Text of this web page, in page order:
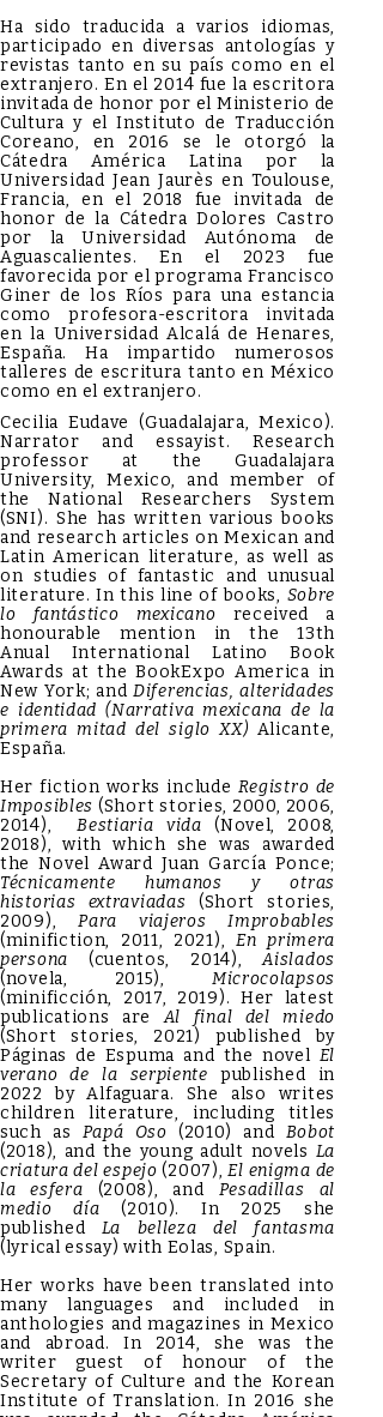
Ha sido traducida a varios idiomas,
participado en diversas antologías y
revistas tanto en su país como en el
extranjero. En el 2014 fue la escritora
invitada de honor por el Ministerio de
Cultura y el Instituto de Traducción
Coreano, en 2016 se le otorgó la
Cátedra América Latina por la
Universidad Jean Jaurès en Toulouse,
Francia, en el 2018 fue invitada de
honor de la Cátedra Dolores Castro
por la Universidad Autónoma de
Aguascalientes. En el 2023 fue
favorecida por el programa Francisco
Giner de los Ríos para una estancia
como profesora-escritora invitada
en la Universidad Alcalá de Henares,
España. Ha impartido numerosos
talleres de escritura tanto en México
como en el extranjero.
Cecilia Eudave (Guadalajara, Mexico).
Narrator and essayist. Research
professor at the Guadalajara
University, Mexico, and member of
the National Researchers System
(SNI). She has written various books
and research articles on Mexican and
Latin American literature, as well as
on studies of fantastic and unusual
literature. In this line of books, Sobre
lo fantástico mexicano received a
honourable mention in the 13th
Anual International Latino Book
Awards at the BookExpo America in
New York; andDiferencias, alteridades
e identidad (Narrativa mexicana de la
primera mitad del siglo XX) Alicante,
España.
Her fiction works include Registro de
Imposibles(Short stories, 2000, 2006,
2014),Bestiaria vida (Novel, 2008,
2018), with which she was awarded
the Novel Award Juan García Ponce;
Técnicamente humanos y otras
historias extraviadas (Short stories,
2009),Para viajeros Improbables
(minifiction, 2011, 2021), En primera
persona (cuentos, 2014),Aislados
(novela, 2015), Microcolapsos
(minificción, 2017, 2019). Her latest
publications areAl final del miedo
(Short stories, 2021) published by
Páginas de Espuma and the novel El
verano de la serpiente published in
2022 by Alfaguara. She also writes
children literature, including titles
such as Papá Oso (2010) and Bobot
(2018), and the young adult novels La
criatura del espejo (2007),El enigma de
la esfera (2008), and Pesadillas al
medio día (2010). In 2025 she
published La belleza del fantasma
(lyrical essay) with Eolas, Spain.
Her works have been translated into
many languages and included in
anthologies and magazines in Mexico
and abroad. In 2014, she was the
writer guest of honour of the
Secretary of Culture and the Korean
Institute of Translation. In 2016 she